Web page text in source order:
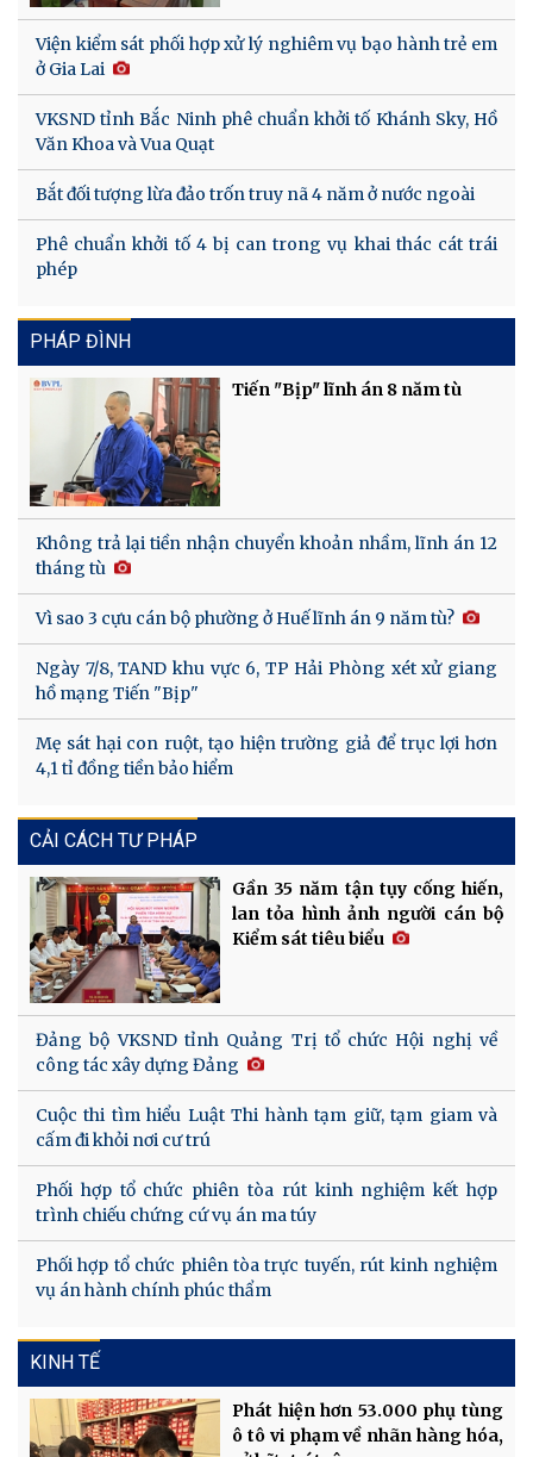
Viện kiểm sát phối hợp xử lý nghiêm vụ bạo hành trẻ em
ở Gia Lai
VKSND tỉnh Bắc Ninh phê chuẩn khởi tố Khánh Sky, Hồ
Văn Khoa và Vua Quạt
Bắt đối tượng lừa đảo trốn truy nã 4 năm ở nước ngoài
Phê chuẩn khởi tố 4 bị can trong vụ khai thác cát trái
phép
PHÁP ĐÌNH
Tiến "Bịp" lĩnh án 8 năm tù
Không trả lại tiền nhận chuyển khoản nhầm, lĩnh án 12
tháng tù
Vì sao 3 cựu cán bộ phường ở Huế lĩnh án 9 năm tù?
Ngày 7/8, TAND khu vực 6, TP Hải Phòng xét xử giang
hồ mạng Tiến "Bịp"
Mẹ sát hại con ruột, tạo hiện trường giả để trục lợi hơn
4,1 tỉ đồng tiền bảo hiểm
CẢI CÁCH TƯ PHÁP
Gần 35 năm tận tụy cống hiến,
lan tỏa hình ảnh người cán bộ
Kiểm sát tiêu biểu
Đảng bộ VKSND tỉnh Quảng Trị tổ chức Hội nghị về
công tác xây dựng Đảng
Cuộc thi tìm hiểu Luật Thi hành tạm giữ, tạm giam và
cấm đi khỏi nơi cư trú
Phối hợp tổ chức phiên tòa rút kinh nghiệm kết hợp
trình chiếu chứng cứ vụ án ma túy
Phối hợp tổ chức phiên tòa trực tuyến, rút kinh nghiệm
vụ án hành chính phúc thẩm
KINH TẾ
Phát hiện hơn 53.000 phụ tùng
ô tô vi phạm về nhãn hàng hóa,